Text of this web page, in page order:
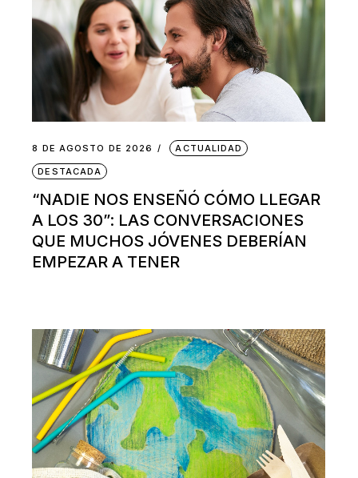
8 DE AGOSTO DE 2026 ACTUALIDAD
DESTACADA
“NADIE NOS ENSEÑÓ CÓMO LLEGAR
A LOS 30”: LAS CONVERSACIONES
QUE MUCHOS JÓVENES DEBERÍAN
EMPEZAR A TENER